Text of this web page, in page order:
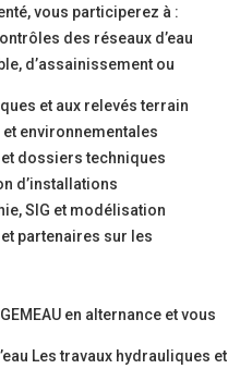
vous participerez à :
des réseaux d’eau
d’assainissement ou
et aux relevés terrain
et environnementales
dossiers techniques
d’installations
SIG et modélisation
partenaires sur les
en alternance et vous
Les travaux hydrauliques et